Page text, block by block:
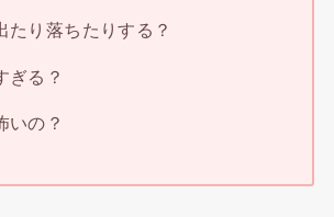
たり落ちたりする？
ぎる？
いの？